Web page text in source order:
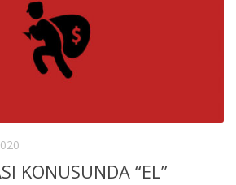
KONUSUNDA “EL”